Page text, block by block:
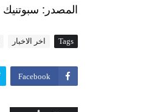
المصدر : سبوتنيك
Tags اخر الاخبار
Facebook